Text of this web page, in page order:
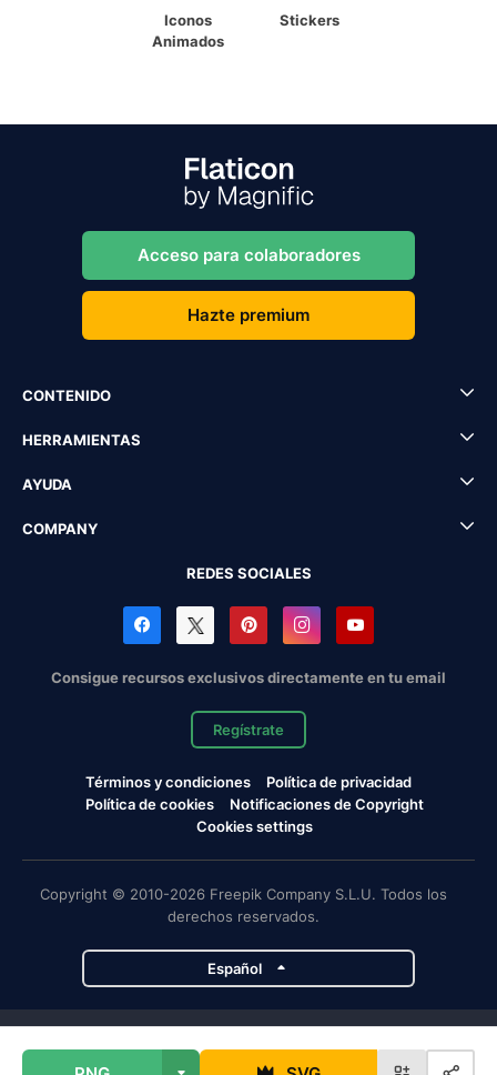
Iconos
Animados
Stickers
Acceso para colaboradores
Hazte premium
CONTENIDO
HERRAMIENTAS
AYUDA
COMPANY
REDES SOCIALES
Consigue recursos exclusivos directamente en tu email
Regístrate
Términos y condiciones
Política de privacidad
Política de cookies
Notificaciones de Copyright
Cookies settings
Copyright © 2010-2026 Freepik Company S.L.U. Todos los
derechos reservados.
Español